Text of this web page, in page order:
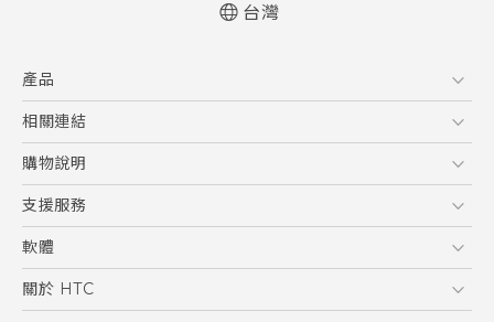
台灣
產品
5G
配件
相關連結
HTC Research
購物說明
購物須知
付款方式
支援服務
到府收送維修服務
客戶服務佈告欄
軟體
應用程式
關於 HTC